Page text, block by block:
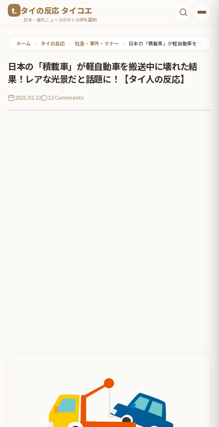
タイの反応 タイコエ
日本・海外ニュースのタイの声を翻訳
ホーム • タイの反応 • 社会・事件・マナー • 日本の「積載車」が軽自動車を搬送中に壊れた結果！レアな光景だと話題に！【タイ人の反応】
日本の「積載車」が軽自動車を搬送中に壊れた結
果！レアな光景だと話題に！【タイ人の反応】
2021.02.22 12 Comments